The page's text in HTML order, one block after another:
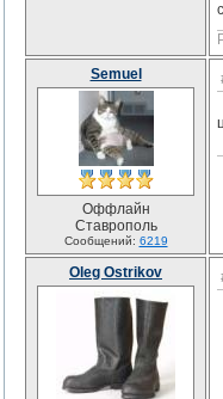
Semuel
Оффлайн
Ставрополь
Сообщений: 6219
Oleg Ostrikov